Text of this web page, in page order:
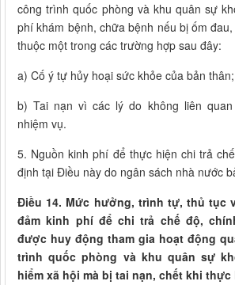
công trình quốc phòng và khu quân sự
phí khám bệnh, chữa bệnh nếu bị ốm
thuộc một trong các trường hợp sau đây:
a) Cố ý tự hủy hoại sức khỏe của bản thân;
b) Tai nạn vì các lý do không liên
nhiệm vụ.
5. Nguồn kinh phí để thực hiện chi trả
định tại Điều này do ngân sách nhà nước
Điều 14. Mức hưởng, trình tự, thủ tục
đảm kinh phí để chi trả chế độ,
được huy động tham gia hoạt động
trình quốc phòng và khu quân sự
hiểm xã hội mà bị tai nạn, chết khi thực